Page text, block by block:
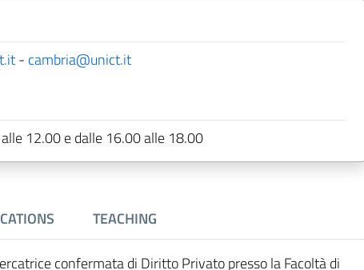
- cambria@unict.it
12.00 e dalle 16.00 alle 18.00
TEACHING
confermata di Diritto Privato presso la Facoltà di